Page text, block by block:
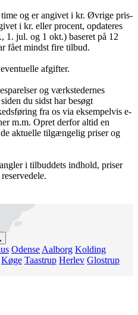
og er angivet i kr. Øvrige pris-
i kr. eller procent, opdateres
1. jul. og 1 okt.) baseret på 12
fået mindst fire tilbud.
afgifter.
og værkstedernes
du sidst har besøgt
fra os via eksempelvis e-
m.m. Opret derfor altid en
aktuelle tilgængelig priser og
i tilbuddets indhold, priser
Odense Aalborg Kolding
Køge Taastrup Herlev Glostrup